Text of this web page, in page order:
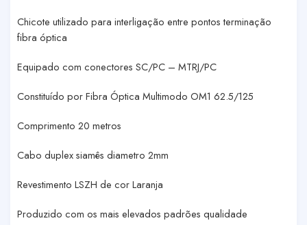
Chicote utilizado para interligação entre pontos terminação
fibra óptica
Equipado com conectores SC/PC – MTRJ/PC
Constituído por Fibra Óptica Multimodo OM1 62.5/125
Comprimento 20 metros
Cabo duplex siamês diametro 2mm
Revestimento LSZH de cor Laranja
Produzido com os mais elevados padrões qualidade